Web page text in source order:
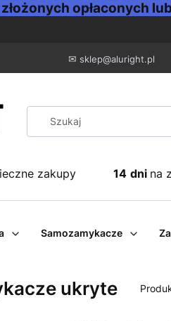
opłaconych
✉ sklep@aluright.pl
zakupy 14 dni na
Samozamykacze
ukryte